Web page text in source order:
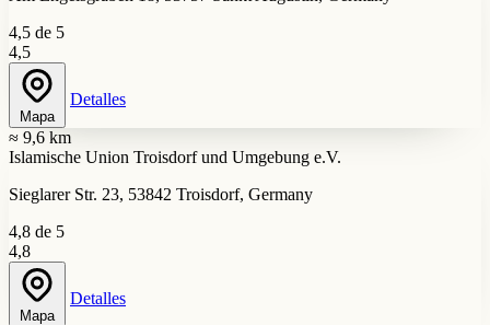
4,5 de 5
4,5
Mapa
Detalles
≈ 9,6 km
Islamische Union Troisdorf und Umgebung e.V.
Sieglarer Str. 23, 53842 Troisdorf, Germany
4,8 de 5
4,8
Mapa
Detalles